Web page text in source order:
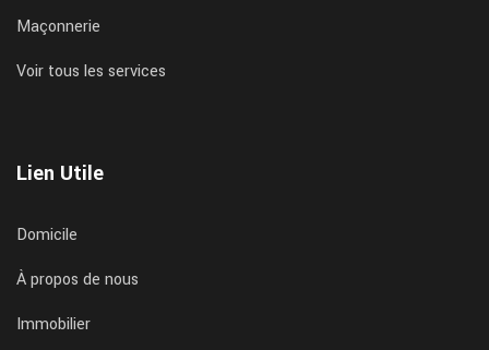
Maçonnerie
Voir tous les services
Lien Utile
Domicile
À propos de nous
Immobilier